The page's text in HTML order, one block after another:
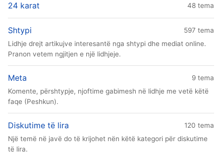
24 karat 48 tema
Shtypi
597 tema
Lidhje drejt artikujve interesantë nga shtypi dhe mediat online.
Pranon vetem ngjitjen e një lidhjeje.
Meta
9 tema
Komente, përshtypje, njoftime gabimesh në lidhje me vetë këtë
faqe (Peshkun).
Diskutime të lira
120 tema
Një temë në javë do të krijohet nën këtë kategori për diskutime
të lira.